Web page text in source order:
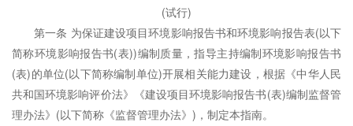
(试行)
第一条 为保证建设项目环境影响报告书和环境影响报告表(以下
简称环境影响报告书(表))编制质量，指导主持编制环境影响报告书
(表)的单位(以下简称编制单位)开展相关能力建设，根据《中华人民
共和国环境影响评价法》《建设项目环境影响报告书(表)编制监督管
理办法》(以下简称《监督管理办法》)，制定本指南。